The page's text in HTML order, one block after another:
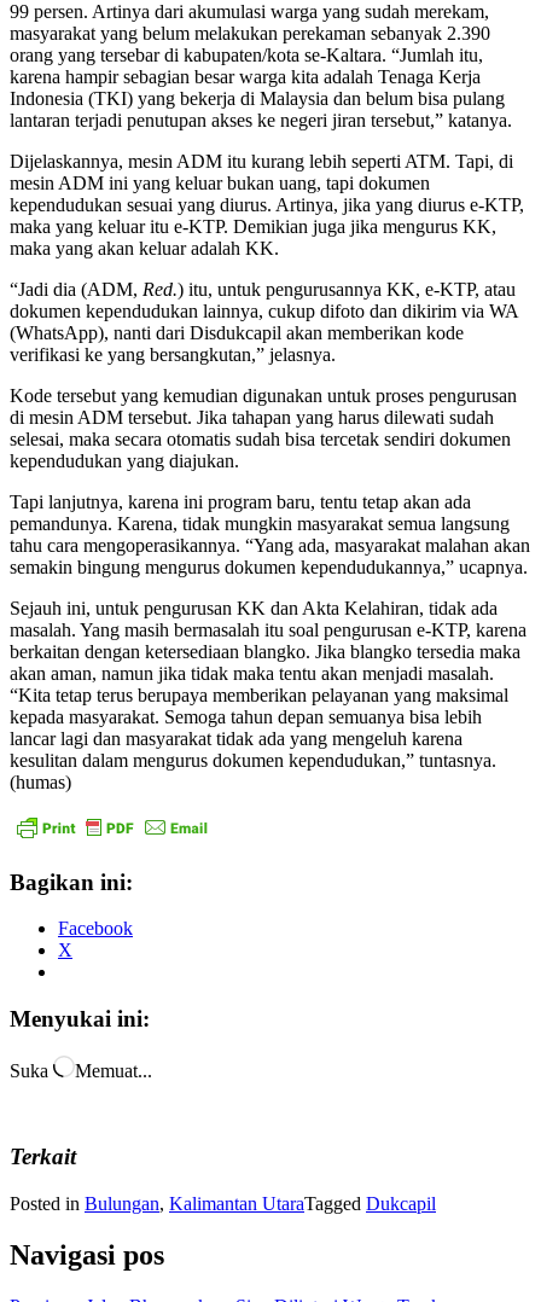
99 persen. Artinya dari akumulasi warga yang sudah merekam,
masyarakat yang belum melakukan perekaman sebanyak 2.390
orang yang tersebar di kabupaten/kota se-Kaltara. “Jumlah itu,
karena hampir sebagian besar warga kita adalah Tenaga Kerja
Indonesia (TKI) yang bekerja di Malaysia dan belum bisa pulang
lantaran terjadi penutupan akses ke negeri jiran tersebut,” katanya.
Dijelaskannya, mesin ADM itu kurang lebih seperti ATM. Tapi, di
mesin ADM ini yang keluar bukan uang, tapi dokumen
kependudukan sesuai yang diurus. Artinya, jika yang diurus e-KTP,
maka yang keluar itu e-KTP. Demikian juga jika mengurus KK,
maka yang akan keluar adalah KK.
“Jadi dia (ADM, Red.) itu, untuk pengurusannya KK, e-KTP, atau
dokumen kependudukan lainnya, cukup difoto dan dikirim via WA
(WhatsApp), nanti dari Disdukcapil akan memberikan kode
verifikasi ke yang bersangkutan,” jelasnya.
Kode tersebut yang kemudian digunakan untuk proses pengurusan
di mesin ADM tersebut. Jika tahapan yang harus dilewati sudah
selesai, maka secara otomatis sudah bisa tercetak sendiri dokumen
kependudukan yang diajukan.
Tapi lanjutnya, karena ini program baru, tentu tetap akan ada
pemandunya. Karena, tidak mungkin masyarakat semua langsung
tahu cara mengoperasikannya. “Yang ada, masyarakat malahan akan
semakin bingung mengurus dokumen kependudukannya,” ucapnya.
Sejauh ini, untuk pengurusan KK dan Akta Kelahiran, tidak ada
masalah. Yang masih bermasalah itu soal pengurusan e-KTP, karena
berkaitan dengan ketersediaan blangko. Jika blangko tersedia maka
akan aman, namun jika tidak maka tentu akan menjadi masalah.
“Kita tetap terus berupaya memberikan pelayanan yang maksimal
kepada masyarakat. Semoga tahun depan semuanya bisa lebih
lancar lagi dan masyarakat tidak ada yang mengeluh karena
kesulitan dalam mengurus dokumen kependudukan,” tuntasnya.
(humas)
Bagikan ini:
Facebook
X
Menyukai ini:
Suka Memuat...
Terkait
Posted in Bulungan, Kalimantan UtaraTagged Dukcapil
Navigasi pos